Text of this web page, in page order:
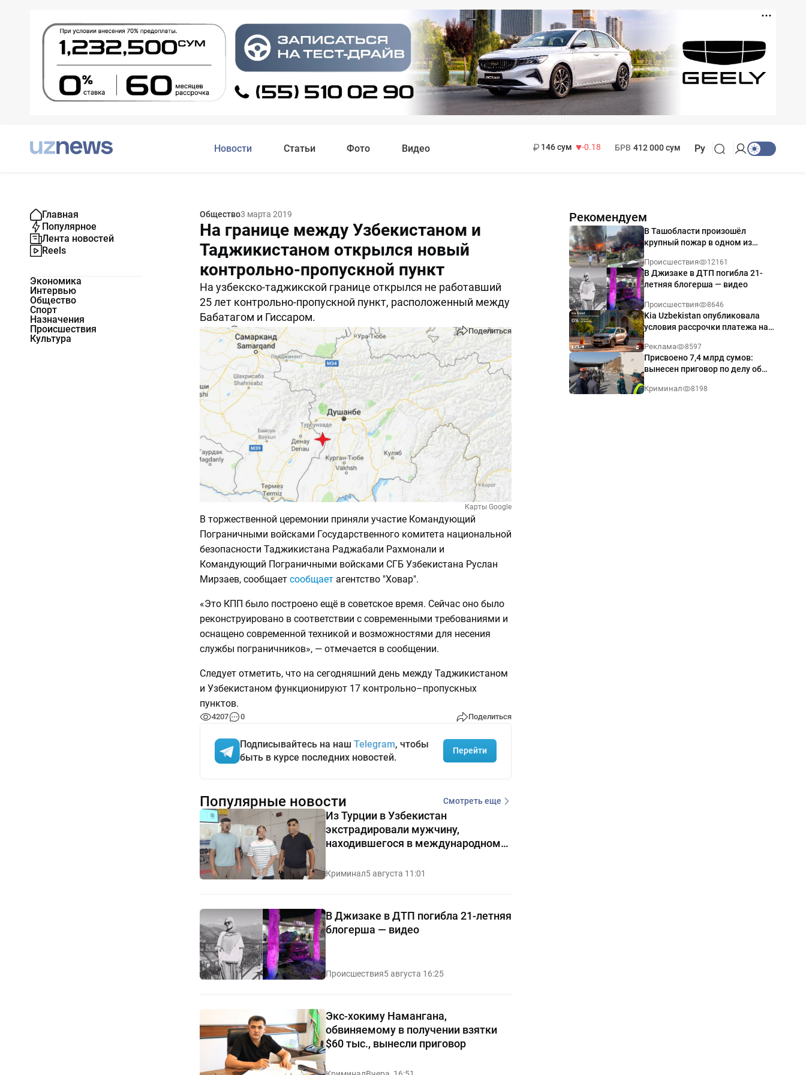
Новости Статьи Фото Видео
146 сум
-0.18
БРВ 412 000 сум Ру
Главная
Популярное
Лента новостей
Reels
Экономика
Интервью
Общество
Спорт
Назначения
Происшествия
Культура
Общество3 марта 2019
На границе между Узбекистаном и
Таджикистаном открылся новый
контрольно-пропускной пункт
На узбекско-таджикской границе открылся не работавший
25 лет контрольно-пропускной пункт, расположенный между
Бабатагом и Гиссаром.
4207 0 Поделиться
Карты Google
В торжественной церемонии приняли участие Командующий
Пограничными войсками Государственного комитета национальной
безопасности Таджикистана Раджабали Рахмонали и
Командующий Пограничными войсками СГБ Узбекистана Руслан
Мирзаев, сообщает сообщаетагентство "Ховар".
«Это КПП было построено ещё в советское время. Сейчас оно было
реконструировано в соответствии с современными требованиями и
оснащено современной техникой и возможностями для несения
службы пограничников», — отмечается в сообщении.
Следует отметить, что на сегодняшний день между Таджикистаном
и Узбекистаном функционируют 17 контрольно–пропускных
пунктов.
4207 0 Поделиться
Подписывайтесь на наш Telegram, чтобы
быть в курсе последних новостей.
Перейти
Рекомендуем
В Ташобласти произошёл
крупный пожар в одном из
Происшествия 12161
В Джизаке в ДТП погибла 21-
летняя блогерша — видео
Происшествия 8646
Kia Uzbekistan опубликовала
условия рассрочки платежа на
годовых
Реклама 8597
Присвоено 7,4 млрд сумов:
вынесен приговор по делу об
Ташкенте
Криминал 8198
Популярные новости Смотреть еще
Из Турции в Узбекистан
экстрадировали мужчину,
находившегося в международном
Криминал5 августа 11:01
В Джизаке в ДТП погибла 21-летняя
блогерша — видео
Происшествия5 августа 16:25
Экс-хокиму Намангана,
обвиняемому в получении взятки
$60 тыс., вынесли приговор